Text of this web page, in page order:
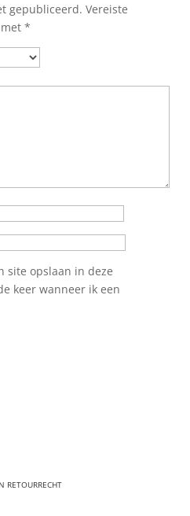
gepubliceerd. Vereiste
*
site opslaan in deze
keer wanneer ik een
RETOURRECHT